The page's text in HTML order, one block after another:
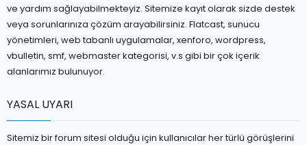
ve yardım sağlayabilmekteyiz. Sitemize kayıt olarak sizde destek
veya sorunlarınıza çözüm arayabilirsiniz. Flatcast, sunucu
yönetimleri, web tabanlı uygulamalar, xenforo, wordpress,
vbulletin, smf, webmaster kategorisi, v.s gibi bir çok içerik
alanlarımız bulunuyor.
YASAL UYARI
Sitemiz bir forum sitesi olduğu için kullanıcılar her türlü görüşlerini